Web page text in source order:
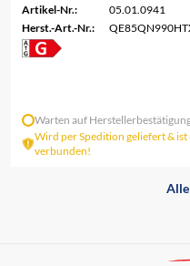
Artikel-Nr.:
05.01.0941
Herst.-Art.-Nr.:
Warten auf
Wird per Spedition geliefert &
verbunden!
Alle